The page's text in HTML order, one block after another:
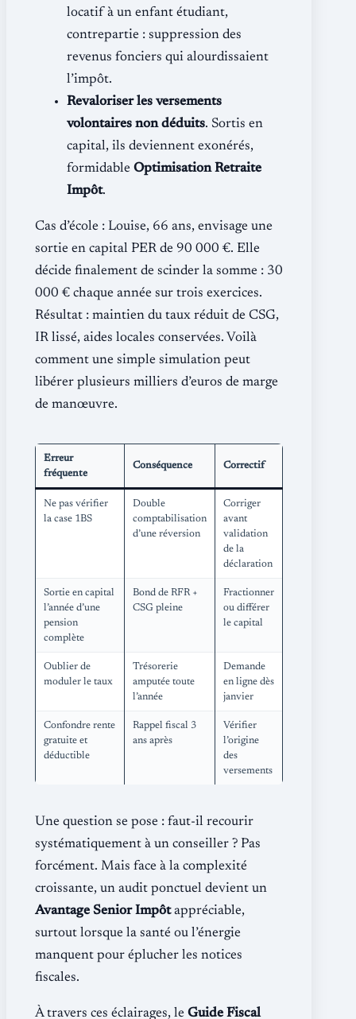
locatif à un enfant étudiant,
contrepartie : suppression des
revenus fonciers qui alourdissaient
l’impôt.
Revaloriser les versements
volontaires non déduits. Sortis en
capital, ils deviennent exonérés,
formidable Optimisation Retraite
Impôt.
Cas d’école : Louise, 66 ans, envisage une
sortie en capital PER de 90 000 €. Elle
décide finalement de scinder la somme : 30
000 € chaque année sur trois exercices.
Résultat : maintien du taux réduit de CSG,
IR lissé, aides locales conservées. Voilà
comment une simple simulation peut
libérer plusieurs milliers d’euros de marge
de manœuvre.
Erreur
fréquente
Conséquence Correctif
Ne pas vérifier
la case 1BS
Double
comptabilisation
d’une réversion
Corriger
avant
validation
de la
déclaration
Sortie en capital
l’année d’une
pension
complète
Bond de RFR +
CSG pleine
Fractionner
ou différer
le capital
Oublier de
moduler le taux
Trésorerie
amputée toute
l’année
Demande
en ligne dès
janvier
Confondre rente
gratuite et
déductible
Rappel fiscal 3
ans après
Vérifier
l’origine
des
versements
Une question se pose : faut-il recourir
systématiquement à un conseiller ? Pas
forcément. Mais face à la complexité
croissante, un audit ponctuel devient un
Avantage Senior Impôtappréciable,
surtout lorsque la santé ou l’énergie
manquent pour éplucher les notices
fiscales.
À travers ces éclairages, le Guide Fiscal